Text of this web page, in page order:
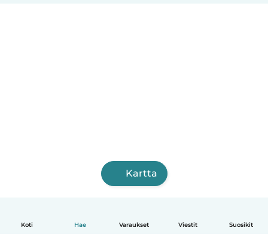
Koti Hae Varaukset Viestit Suosikit
Kartta